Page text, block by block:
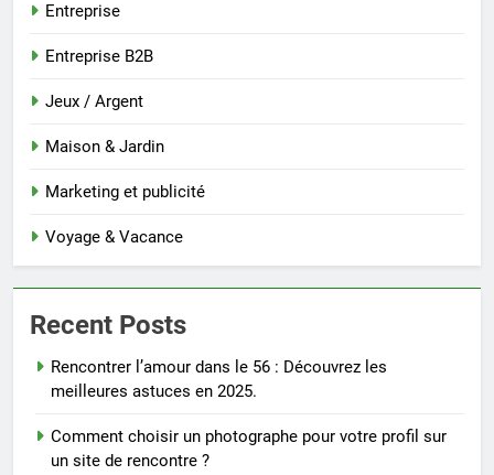
Entreprise
Entreprise B2B
Jeux / Argent
Maison & Jardin
Marketing et publicité
Voyage & Vacance
Recent Posts
Rencontrer l’amour dans le 56 : Découvrez les
meilleures astuces en 2025.
Comment choisir un photographe pour votre profil sur
un site de rencontre ?